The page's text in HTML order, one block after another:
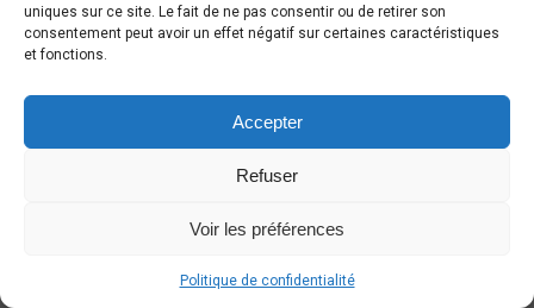
uniques sur ce site. Le fait de ne pas consentir ou de retirer son
consentement peut avoir un effet négatif sur certaines caractéristiques
et fonctions.
Accepter
Refuser
Voir les préférences
Politique de confidentialité